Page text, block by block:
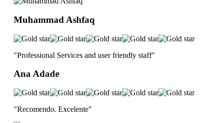
Muhammad Ashfaq
"Professional Services and user friendly staff"
Ana Adade
"Recomendo. Excelente"